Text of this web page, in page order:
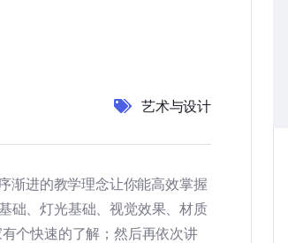
艺术与设计
渐进的教学理念让你能高效掌握
础、灯光基础、视觉效果、材质
个快速的了解；然后再依次讲